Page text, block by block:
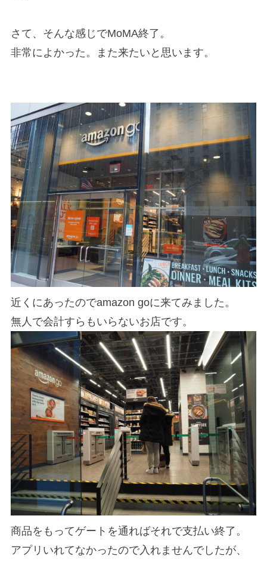
さて、そんな感じでMoMA終了。
非常によかった。また来たいと思います。
近くにあったのでamazon goに来てみました。
無人で会計すらもいらないお店です。
商品をもってゲートを通ればそれで支払い終了。
アプリいれてなかったので入れませんでしたが、